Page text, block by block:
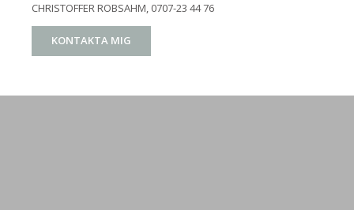
CHRISTOFFER ROBSAHM, 0707-23 44 76
KONTAKTA MIG